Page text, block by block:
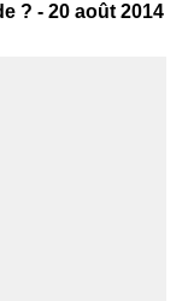
? - 20 août 2014